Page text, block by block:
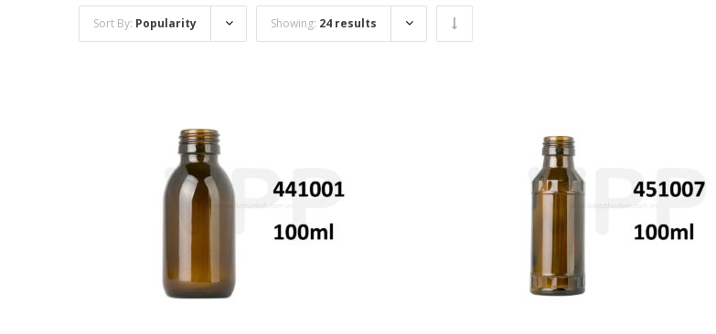
Sort By: Popularity Showing: 24 results